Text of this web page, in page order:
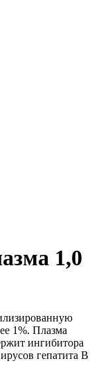
1,0
1%. Плазма
ингибитора
гепатита B